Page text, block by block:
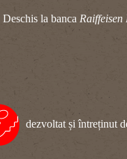
Deschis la banca Raiffeisen
dezvoltat și întreținut